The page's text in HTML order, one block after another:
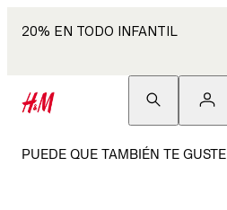
20% EN TODO INFANTIL
PUEDE QUE TAMBIÉN TE GUSTE